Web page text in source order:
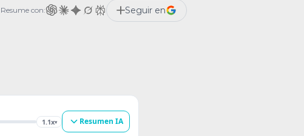
“la rápida sucesión de las ráfagas, que se
efectúan jalando […]
Resume con: Seguir en
1.1x▾ Resumen IA